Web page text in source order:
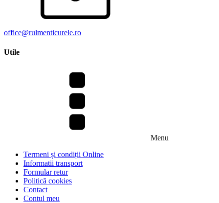
office@rulmenticurele.ro
Utile
Menu
Termeni și condiții Online
Informatii transport
Formular retur
Politică cookies
Contact
Contul meu